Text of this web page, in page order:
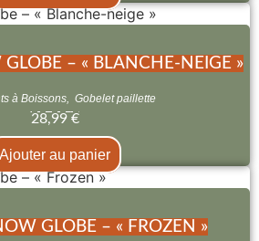
– « BLANCHE-NEIGE »
à Boissons, Gobelet paillette
28,99 €
Ajouter au panier
GLOBE – « FROZEN »